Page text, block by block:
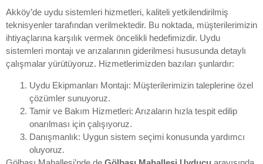
Akköy’de uydu sistemleri hizmetleri, kaliteli yetkilendirilmiş
teknisyenler tarafından verilmektedir. Bu noktada, müşterilerimizin
ihtiyaçlarına karşılık vermek öncelikli hedefimizdir. Uydu
sistemleri montajı ve arızalarının giderilmesi hususunda detaylı
çalışmalar yürütüyoruz. Hizmetlerimizden bazıları şunlardır:
Uydu Ekipmanları Montajı: Müşterilerimizin taleplerine özel
çözümler sunuyoruz.
Tamir ve Bakım Hizmetleri: Arızaların hızla tespit edilip
onarılması için çalışıyoruz.
Danışmanlık: Uygun sistem seçimi konusunda yardımcı
oluyoruz.